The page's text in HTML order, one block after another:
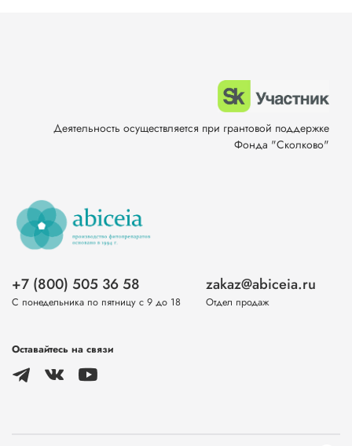
+7 (800) 505 36 58
С понедельника по пятницу с 9 до 18
zakaz@abiceia.ru
Отдел продаж
Оставайтесь на связи
Деятельность осуществляется при грантовой поддержке
Фонда "Сколково"